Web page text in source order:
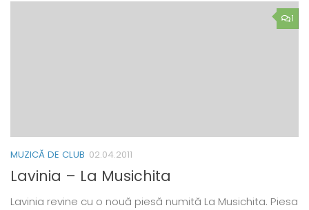
1
MUZICĂ DE CLUB 02.04.2011
Lavinia – La Musichita
Lavinia revine cu o nouă piesă numită La Musichita. Piesa